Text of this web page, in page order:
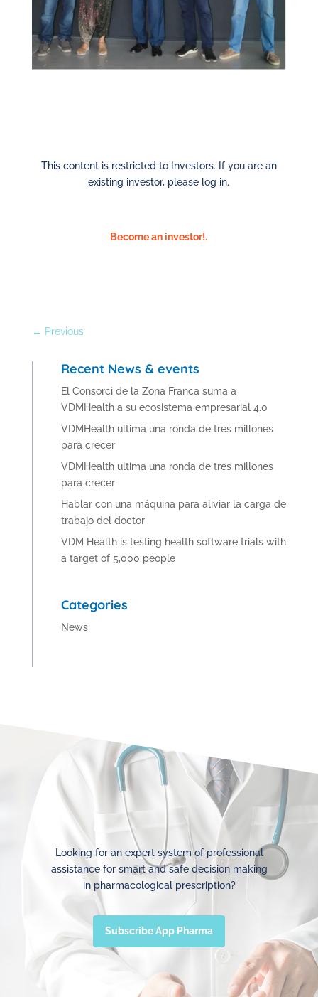
This content is restricted to Investors. If you are an
existing investor, please log in.
Become an investor!.
← Previous
Recent News & events
El Consorci de la Zona Franca suma a
VDMHealth a su ecosistema empresarial 4.0
VDMHealth ultima una ronda de tres millones
para crecer
VDMHealth ultima una ronda de tres millones
para crecer
Hablar con una máquina para aliviar la carga de
trabajo del doctor
VDM Health is testing health software trials with
a target of 5,000 people
Categories
News
Looking for an expert system of professional
assistance for smart and safe decision making
in pharmacological prescription?
Subscribe App Pharma